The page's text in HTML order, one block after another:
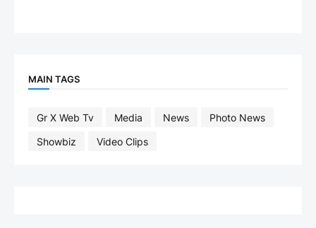
MAIN TAGS
Gr X Web Tv Media News
Photo News
Showbiz
Video Clips